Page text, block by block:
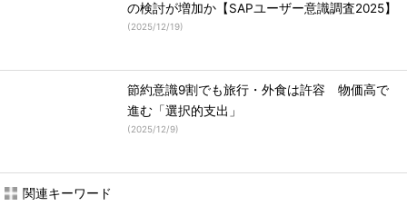
の検討が増加か【SAPユーザー意識調査2025】
(2025/12/19)
節約意識9割でも旅行・外食は許容 物価高で
進む「選択的支出」
(2025/12/9)
関連キーワード